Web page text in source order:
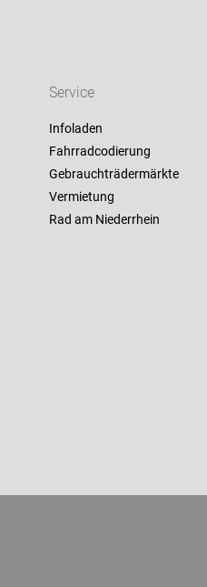
Service
Infoladen
Fahrradcodierung
Gebrauchträdermärkte
Vermietung
Rad am Niederrhein